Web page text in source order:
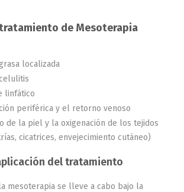
de Mesoterapia
localizada
linfático
periférica y el retorno venoso
de la piel y la oxigenación de los tejidos
cicatrices, envejecimiento cutáneo)
del tratamiento
mesoterapia se lleve a cabo bajo la